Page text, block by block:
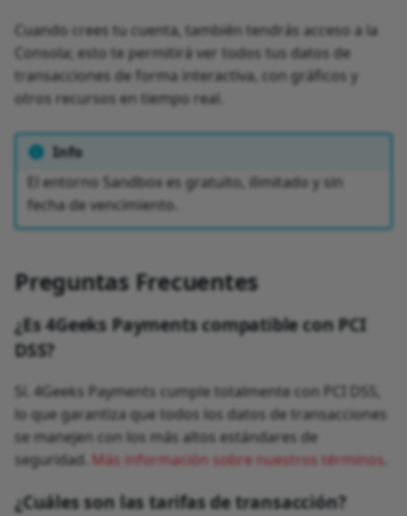
Cuando crees tu cuenta, también tendrás acceso a la
Consola; esto te permitirá ver todos tus datos de
transacciones de forma interactiva, con gráficos y
otros recursos en tiempo real.
Info
El entorno Sandbox es gratuito, ilimitado y sin
fecha de vencimiento.
Preguntas Frecuentes
¿Es 4Geeks Payments compatible con PCI
DSS?
Sí. 4Geeks Payments cumple totalmente con PCI DSS,
lo que garantiza que todos los datos de transacciones
se manejen con los más altos estándares de
seguridad. Más información sobre nuestros términos
¿Cuáles son las tarifas de transacción?